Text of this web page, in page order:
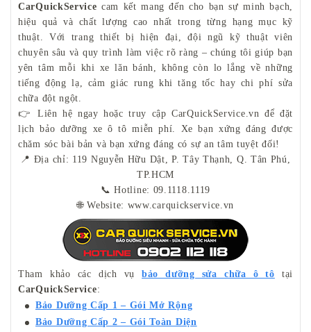
CarQuickService cam kết mang đến cho bạn sự minh bạch,
hiệu quả và chất lượng cao nhất trong từng hạng mục kỹ
thuật. Với trang thiết bị hiện đại, đội ngũ kỹ thuật viên
chuyên sâu và quy trình làm việc rõ ràng – chúng tôi giúp bạn
yên tâm mỗi khi xe lăn bánh, không còn lo lắng về những
tiếng động lạ, cảm giác rung khi tăng tốc hay chi phí sửa
chữa đột ngột.
👉 Liên hệ ngay hoặc truy cập CarQuickService.vn để đặt
lịch bảo dưỡng xe ô tô miễn phí. Xe bạn xứng đáng được
chăm sóc bài bản và bạn xứng đáng có sự an tâm tuyệt đối!
📍 Địa chỉ: 119 Nguyễn Hữu Dật, P. Tây Thạnh, Q. Tân Phú,
TP.HCM
📞 Hotline: 09.1118.1119
🌐 Website: www.carquickservice.vn
Tham khảo các dịch vụbảo dưỡng sửa chữa ô tô tại
CarQuickService:
Bảo Dưỡng Cấp 1 – Gói Mở Rộng
Bảo Dưỡng Cấp 2 – Gói Toàn Diện